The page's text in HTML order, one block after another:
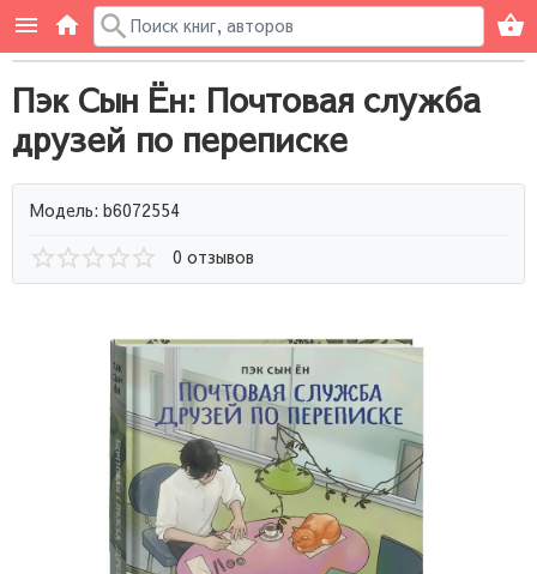
Пэк Сын Ён: Почтовая служба
друзей по переписке
Модель: b6072554
0 отзывов